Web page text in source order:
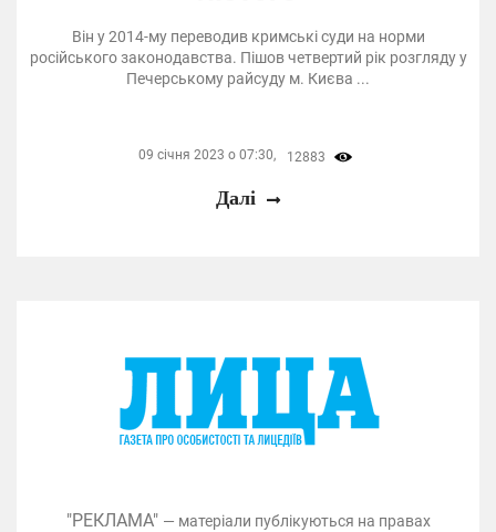
Він у 2014-му переводив кримські суди на норми
російського законодавства. Пішов четвертий рік розгляду у
Печерському райсуду м. Києва ...
09 січня 2023 о 07:30, 12883
Далі
"РЕКЛАМА" — матеріали публікуються на правах